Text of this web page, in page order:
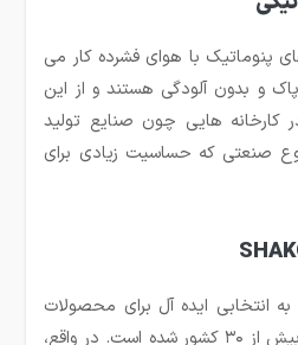
پنوماتیک با هوای فشرده کار می
و بدون آلودگی هستند و از این
هایی چون صنایع تولید
صنعتی که حساسیت زیادی برای
انتخابی ایده آل برای محصولات
جک پنوماتیک shako در بیش از ۳۰ کشور شده است. در واقع،